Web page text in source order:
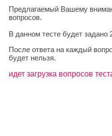
Предлагаемый Вашему
вопросов.
В данном тесте будет задано
После ответа на каждый
будет нельзя.
идет загрузка вопросов